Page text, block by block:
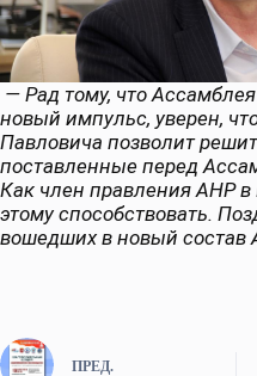
— Рад тому, что
новый импульс, уверен,
Павловича позволит
поставленные перед
Как член правления АНР
этому способствовать.
вошедших в новый состав
ПРЕД.